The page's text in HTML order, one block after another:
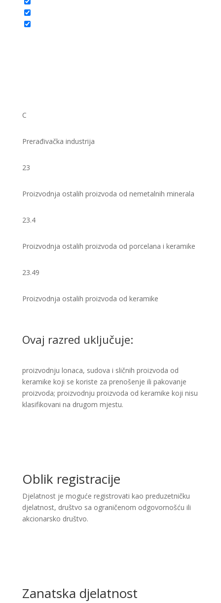
C
Prerađivačka industrija
23
Proizvodnja ostalih proizvoda od nemetalnih minerala
23.4
Proizvodnja ostalih proizvoda od porcelana i keramike
23.49
Proizvodnja ostalih proizvoda od keramike ​
Ovaj razred uključuje:
proizvodnju lonaca, sudova i sličnih proizvoda od
keramike koji se koriste za prenošenje ili pakovanje
proizvoda; proizvodnju proizvoda od keramike koji nisu
klasifikovani na drugom mjestu. ​
Oblik registracije
Djelatnost je moguće registrovati kao preduzetničku
djelatnost, društvo sa ograničenom odgovornošću ili
akcionarsko društvo.
Zanatska djelatnost